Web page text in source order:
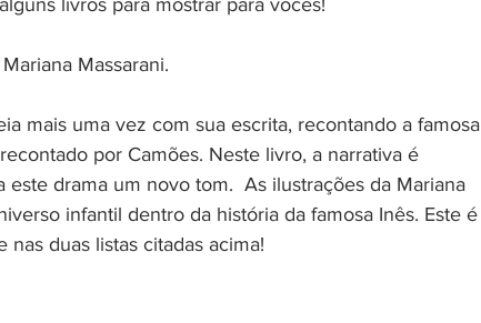
livros para mostrar para vocês!
Massarani.
mais uma vez com sua escrita, recontando a famosa
por Camões. Neste livro, a narrativa é
drama um novo tom.  As ilustrações da Mariana
infantil dentro da história da famosa Inês. Este é
duas listas citadas acima!